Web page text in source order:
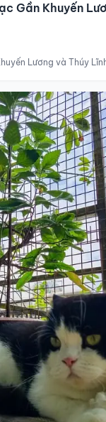
Gần Khuyến
Lương và Thúy